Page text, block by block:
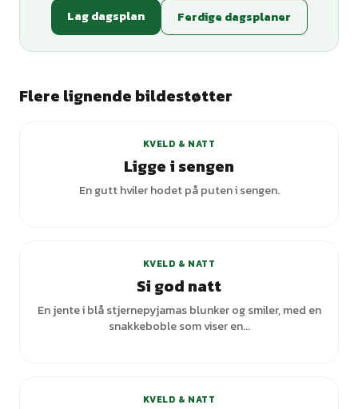
Lag dagsplan
Ferdige dagsplaner
Flere lignende bildestøtter
KVELD & NATT
Ligge i sengen
En gutt hviler hodet på puten i sengen.
KVELD & NATT
Si god natt
En jente i blå stjernepyjamas blunker og smiler, med en
snakkeboble som viser en...
KVELD & NATT